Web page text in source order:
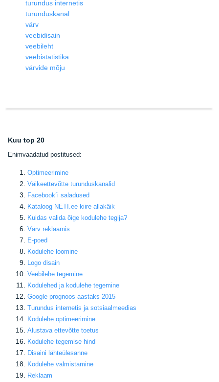
turundus internetis
turunduskanal
värv
veebidisain
veebileht
veebistatistika
värvide mõju
Kuu top 20
Enimvaadatud postitused:
Optimeerimine
Väikeettevõtte turunduskanalid
Facebook´i saladused
Kataloog NETI.ee kiire allakäik
Kuidas valida õige kodulehe tegija?
Värv reklaamis
E-poed
Kodulehe loomine
Logo disain
Veebilehe tegemine
Kodulehed ja kodulehe tegemine
Google prognoos aastaks 2015
Turundus internetis ja sotsiaalmeedias
Kodulehe optimeerimine
Alustava ettevõtte toetus
Kodulehe tegemise hind
Disaini lähteülesanne
Kodulehe valmistamine
Reklaam